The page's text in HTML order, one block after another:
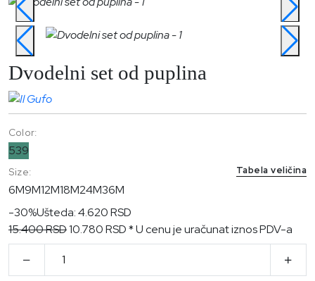
Dvodelni set od puplina
Size: Tabela veličina
6M9M12M18M24M36M
Color:
539
-30%Ušteda: 4.620 RSD
15.400 RSD10.780 RSD* U cenu je uračunat iznos PDV-a